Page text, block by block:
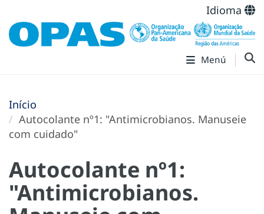
Idioma
Menú
Início
Autocolante nº1: "Antimicrobianos. Manuseie
com cuidado"
Autocolante nº1:
"Antimicrobianos.